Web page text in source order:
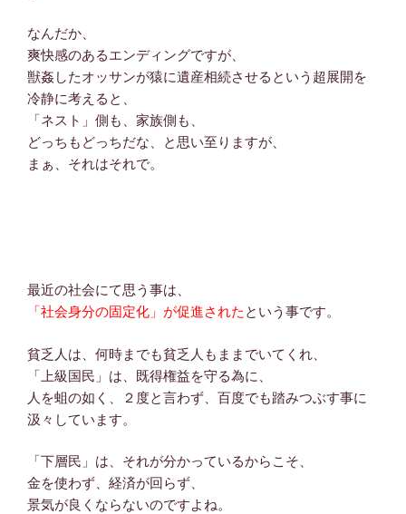
なんだか、
爽快感のあるエンディングですが、
獣姦したオッサンが猿に遺産相続させるという超展開を
冷静に考えると、
「ネスト」側も、家族側も、
どっちもどっちだな、と思い至りますが、
まぁ、それはそれで。
最近の社会にて思う事は、
「社会身分の固定化」が促進された という事です。
貧乏人は、何時までも貧乏人もままでいてくれ、
「上級国民」は、既得権益を守る為に、
人を蛆の如く、２度と言わず、百度でも踏みつぶす事に
汲々しています。
「下層民」は、それが分かっているからこそ、
金を使わず、経済が回らず、
景気が良くならないのですよね。